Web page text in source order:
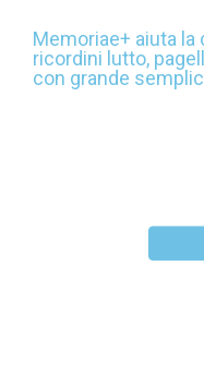
Memoriae+ aiuta
ricordini lutto,
con grande